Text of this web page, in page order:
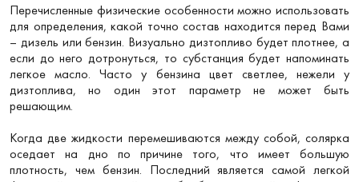
Перечисленные физические особенности можно использовать
для определения, какой точно состав находится перед Вами
– дизель или бензин. Визуально дизтопливо будет плотнее, а
если до него дотронуться, то субстанция будет напоминать
легкое масло. Часто у бензина цвет светлее, нежели у
дизтоплива, но один этот параметр не может быть
решающим.
Когда две жидкости перемешиваются между собой, солярка
оседает на дно по причине того, что имеет большую
плотность, чем бензин. Последний является самой легкой